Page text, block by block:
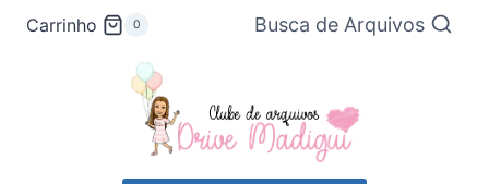
Pular
Carrinho 0 Busca de Arquivos